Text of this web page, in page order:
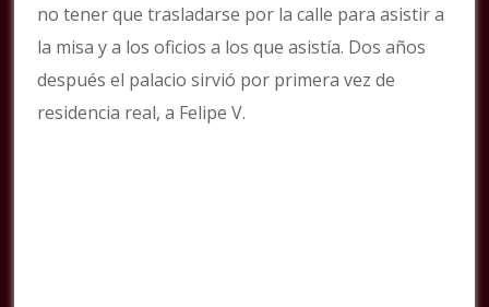
no tener que trasladarse por la calle para asistir a
la misa y a los oficios a los que asistía. Dos años
después el palacio sirvió por primera vez de
residencia real, a Felipe V.